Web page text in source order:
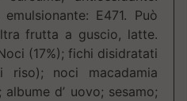
E471. Può
frutta a guscio, latte.
(17%); fichi disidratati
riso); noci macadamia
d’ uovo; sesamo;